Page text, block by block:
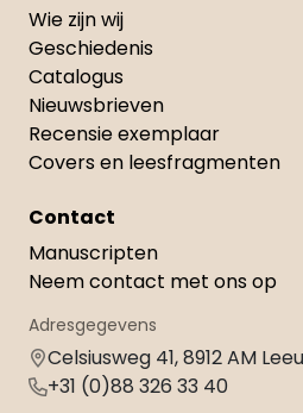
Wie zijn wij
Geschiedenis
Catalogus
Nieuwsbrieven
Recensie exemplaar
Covers en leesfragmenten
Contact
Manuscripten
Neem contact met ons op
Adresgegevens
Celsiusweg 41, 8912 AM
+31 (0)88 326 33 40